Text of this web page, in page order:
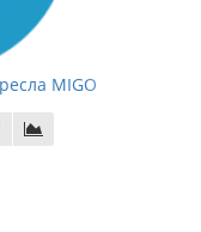
MIGO